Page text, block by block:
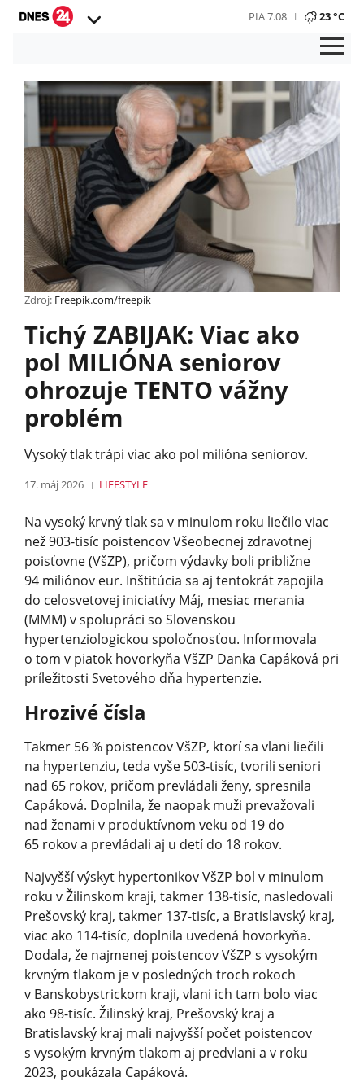
PIA 7.08 23 °C
Zdroj: Freepik.com/freepik
Tichý ZABIJAK: Viac ako
pol MILIÓNA seniorov
ohrozuje TENTO vážny
problém
Vysoký tlak trápi viac ako pol milióna seniorov.
17. máj 2026 LIFESTYLE
Na vysoký krvný tlak sa v minulom roku liečilo viac
než 903-tisíc poistencov Všeobecnej zdravotnej
poisťovne (VšZP), pričom výdavky boli približne
94 miliónov eur. Inštitúcia sa aj tentokrát zapojila
do celosvetovej iniciatívy Máj, mesiac merania
(MMM) v spolupráci so Slovenskou
hypertenziologickou spoločnosťou. Informovala
o tom v piatok hovorkyňa VšZP Danka Capáková pri
príležitosti Svetového dňa hypertenzie.
Hrozivé čísla
Takmer 56 % poistencov VšZP, ktorí sa vlani liečili
na hypertenziu, teda vyše 503-tisíc, tvorili seniori
nad 65 rokov, pričom prevládali ženy, spresnila
Capáková. Doplnila, že naopak muži prevažovali
nad ženami v produktívnom veku od 19 do
65 rokov a prevládali aj u detí do 18 rokov.
Najvyšší výskyt hypertonikov VšZP bol v minulom
roku v Žilinskom kraji, takmer 138-tisíc, nasledovali
Prešovský kraj, takmer 137-tisíc, a Bratislavský kraj,
viac ako 114-tisíc, doplnila uvedená hovorkyňa.
Dodala, že najmenej poistencov VšZP s vysokým
krvným tlakom je v posledných troch rokoch
v Banskobystrickom kraji, vlani ich tam bolo viac
ako 98-tisíc. Žilinský kraj, Prešovský kraj a
Bratislavský kraj mali najvyšší počet poistencov
s vysokým krvným tlakom aj predvlani a v roku
2023, poukázala Capáková.